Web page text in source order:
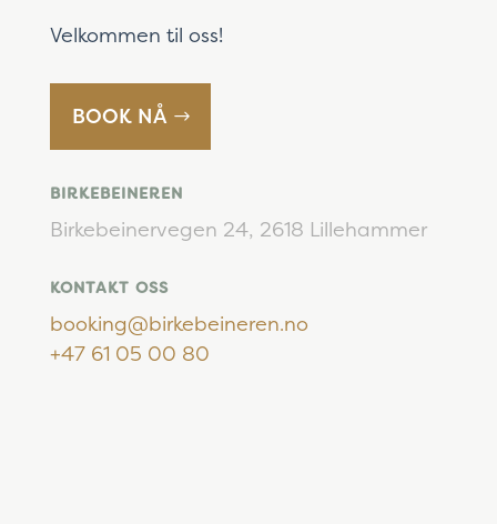
Velkommen til oss!
BOOK NÅ
BIRKEBEINEREN
Birkebeinervegen 24, 2618 Lillehammer
KONTAKT OSS
booking@birkebeineren.no
+47 61 05 00 80